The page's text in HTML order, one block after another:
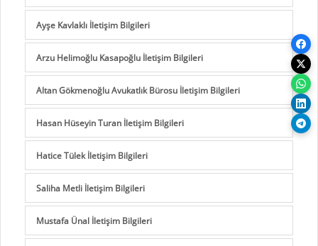
Ayşe Kavlaklı İletişim Bilgileri
Arzu Helimoğlu Kasapoğlu İletişim Bilgileri
Altan Gökmenoğlu Avukatlık Bürosu İletişim Bilgileri
Hasan Hüseyin Turan İletişim Bilgileri
Hatice Tülek İletişim Bilgileri
Saliha Metli İletişim Bilgileri
Mustafa Ünal İletişim Bilgileri